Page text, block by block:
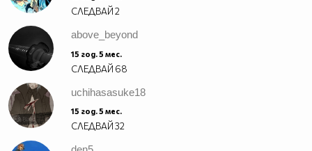
СЛЕДВАЙ2
above_beyond
15 год. 5 мес.
СЛЕДВАЙ 68
uchihasasuke18
15 год. 5 мес.
СЛЕДВАЙ32